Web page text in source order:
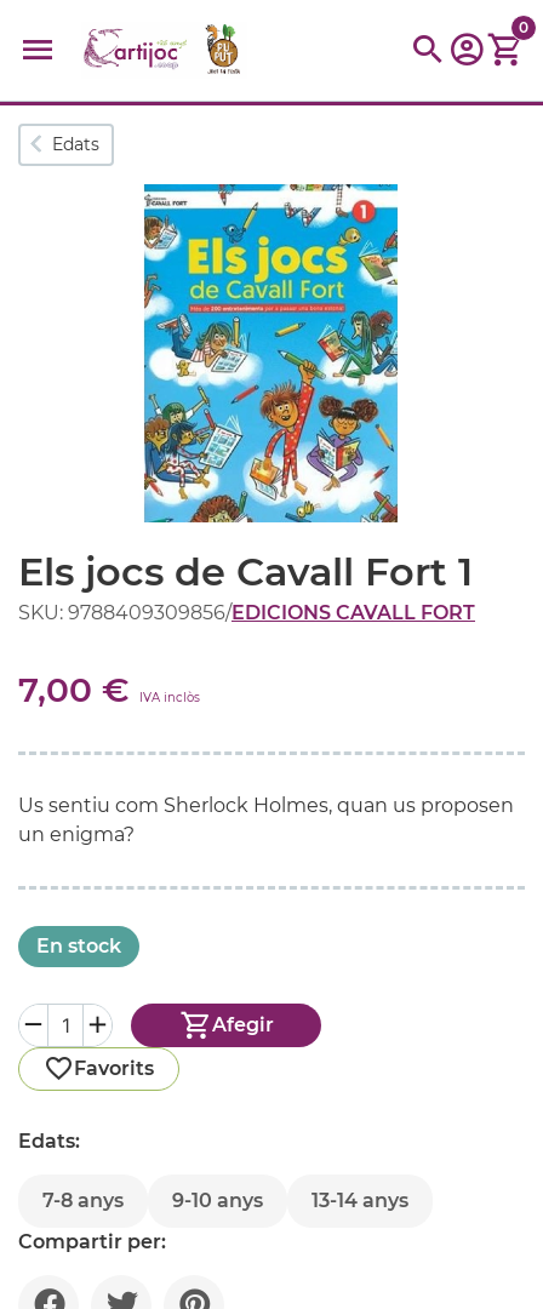
Cerques populars
trencaclosques baldufa
parquing tinkering kit
Cuina
0
Edats
Els jocs de Cavall Fort 1
SKU: 9788409309856/EDICIONS CAVALL FORT
7,00 € IVA inclòs
Us sentiu com Sherlock Holmes, quan us proposen
un enigma?
En stock
Afegir
Favorits
Edats:
7-8 anys 9-10 anys
13-14 anys
Compartir per: